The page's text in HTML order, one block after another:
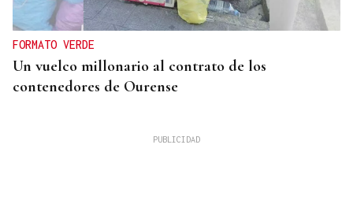
FORMATO VERDE
Un vuelco millonario al contrato de los
contenedores de Ourense